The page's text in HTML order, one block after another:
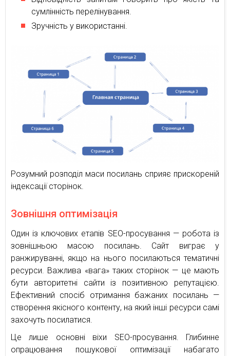
сумлінність перелінування.
Зручність у використанні.
Розумний розподіл маси посилань сприяє прискореній
індексації сторінок.
Зовнішня оптимізація
Один із ключових етапів SEO-просування — робота із
зовнішньою масою посилань. Сайт виграє у
ранжируванні, якщо на нього посилаються тематичні
ресурси. Важлива «вага» таких сторінок — це мають
бути авторитетні сайти із позитивною репутацією.
Ефективний спосіб отримання бажаних посилань —
створення якісного контенту, на який інші ресурси самі
захочуть посилатися.
Це лише основні віхи SEO-просування. Глибинне
опрацювання пошукової оптимізації набагато